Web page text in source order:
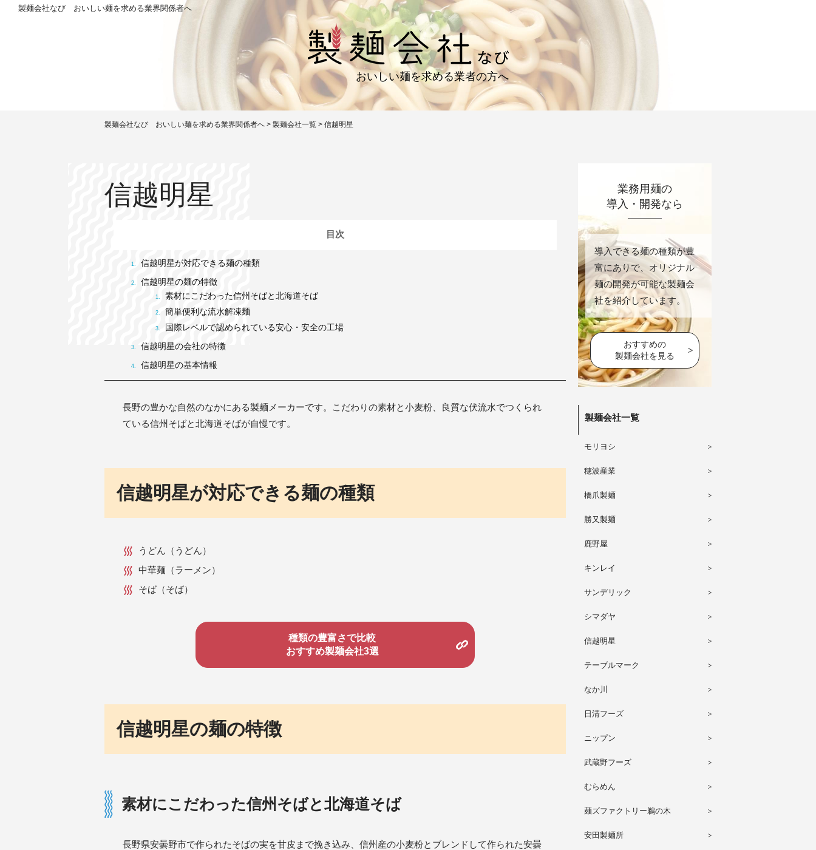
製麺会社なび おいしい麺を求める業界関係者へ
おいしい麺を求める業者の方へ
製麺会社なび おいしい麺を求める業界関係者へ > 製麺会社一覧 > 信越明星
信越明星
信越明星が対応できる麺の種類
信越明星の麺の特徴
素材にこだわった信州そばと北海道そば
簡単便利な流水解凍麺
国際レベルで認められている安心・安全の工場
信越明星の会社の特徴
信越明星の基本情報
長野の豊かな自然のなかにある製麺メーカーです。こだわりの素材と小麦粉、良質な伏流水でつくられ
ている信州そばと北海道そばが自慢です。
信越明星が対応できる麺の種類
うどん（うどん）
中華麺（ラーメン）
そば（そば）
種類の豊富さで比較
おすすめ製麺会社3選
信越明星の麺の特徴
素材にこだわった信州そばと北海道そば
長野県安曇野市で作られたそばの実を甘皮まで挽き込み、信州産の小麦粉とブレンドして作られた安曇
業務用麺の
導入・開発なら
導入できる麺の種類が豊
富にありで、オリジナル
麺の開発が可能な製麺会
社を紹介しています。
おすすめの
製麺会社を見る
製麺会社一覧
モリヨシ
穂波産業
橋爪製麺
勝又製麺
鹿野屋
キンレイ
サンデリック
シマダヤ
信越明星
テーブルマーク
なか川
日清フーズ
ニップン
武蔵野フーズ
むらめん
麺ズファクトリー鵜の木
安田製麺所